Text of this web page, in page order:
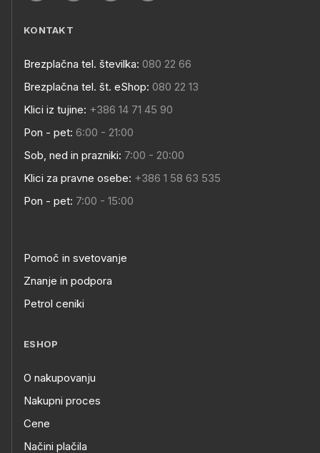
KONTAKT
Brezplačna tel. številka: 080 22 66
Brezplačna tel. št. eShop: 080 22 13
Klici iz tujine: +386 14 71 45 90
Pon - pet: 6:00 - 21:00
Sob, ned in prazniki: 7:00 - 20:00
Klici za pravne osebe: +386 1 58 63 535
Pon - pet: 7:00 - 15:00
Pomoč in svetovanje
Znanje in podpora
Petrol ceniki
ESHOP
O nakupovanju
Nakupni proces
Cene
Načini plačila